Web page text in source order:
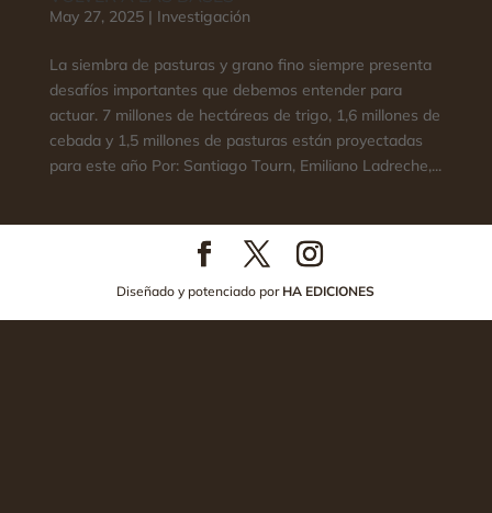
May 27, 2025| Investigación
La siembra de pasturas y grano fino siempre presenta
desafíos importantes que debemos entender para
actuar. 7 millones de hectáreas de trigo, 1,6 millones de
cebada y 1,5 millones de pasturas están proyectadas
para este año Por: Santiago Tourn, Emiliano Ladreche,...
Diseñado y potenciado por HA EDICIONES